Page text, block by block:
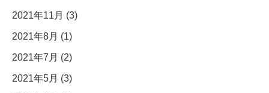
2021年11月 (3)
2021年8月 (1)
2021年7月 (2)
2021年5月 (3)